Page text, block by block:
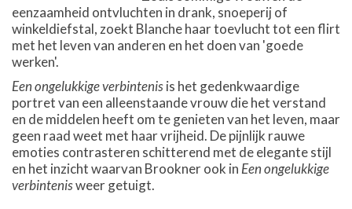
eenzaamheid ontvluchten in drank, snoeperij of
winkeldiefstal, zoekt Blanche haar toevlucht tot een flirt
met het leven van anderen en het doen van 'goede
werken'.
Een ongelukkige verbintenisis het gedenkwaardige
portret van een alleenstaande vrouw die het verstand
en de middelen heeft om te genieten van het leven, maar
geen raad weet met haar vrijheid. De pijnlijk rauwe
emoties contrasteren schitterend met de elegante stijl
en het inzicht waarvan Brookner ook in Een ongelukkige
verbintenisweer getuigt.